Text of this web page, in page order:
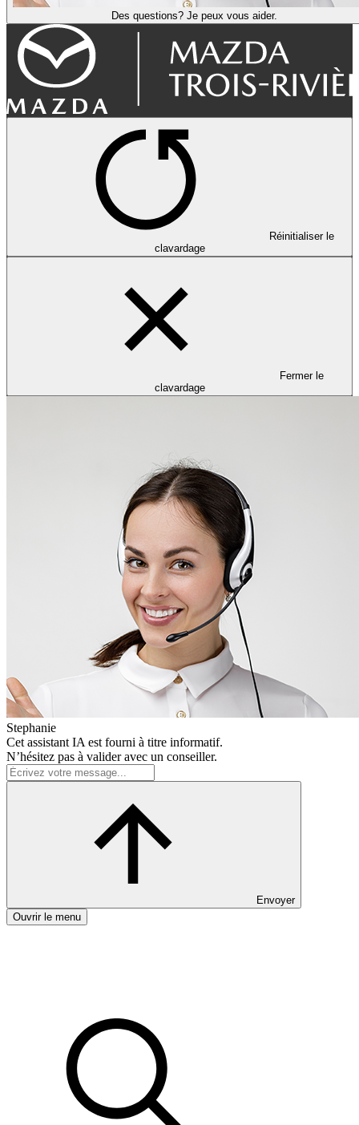
Des questions? Je peux vous aider.
Réinitialiser le
clavardage
Fermer le
clavardage
Stephanie
Cet assistant IA est fourni à titre informatif.
N’hésitez pas à valider avec un conseiller.
Envoyer
Ouvrir le menu